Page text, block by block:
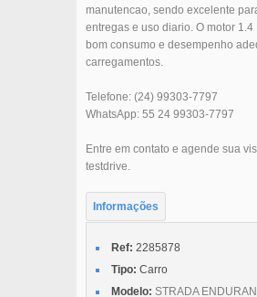
manutencao, sendo excelente
entregas e uso diario. O motor 1.4
bom consumo e desempenho
carregamentos.
Telefone: (24) 99303-7797
WhatsApp: 55 24 99303-7797
Entre em contato e agende sua
testdrive.
Informações
Ref: 2285878
Tipo: Carro
Modelo: STRADA